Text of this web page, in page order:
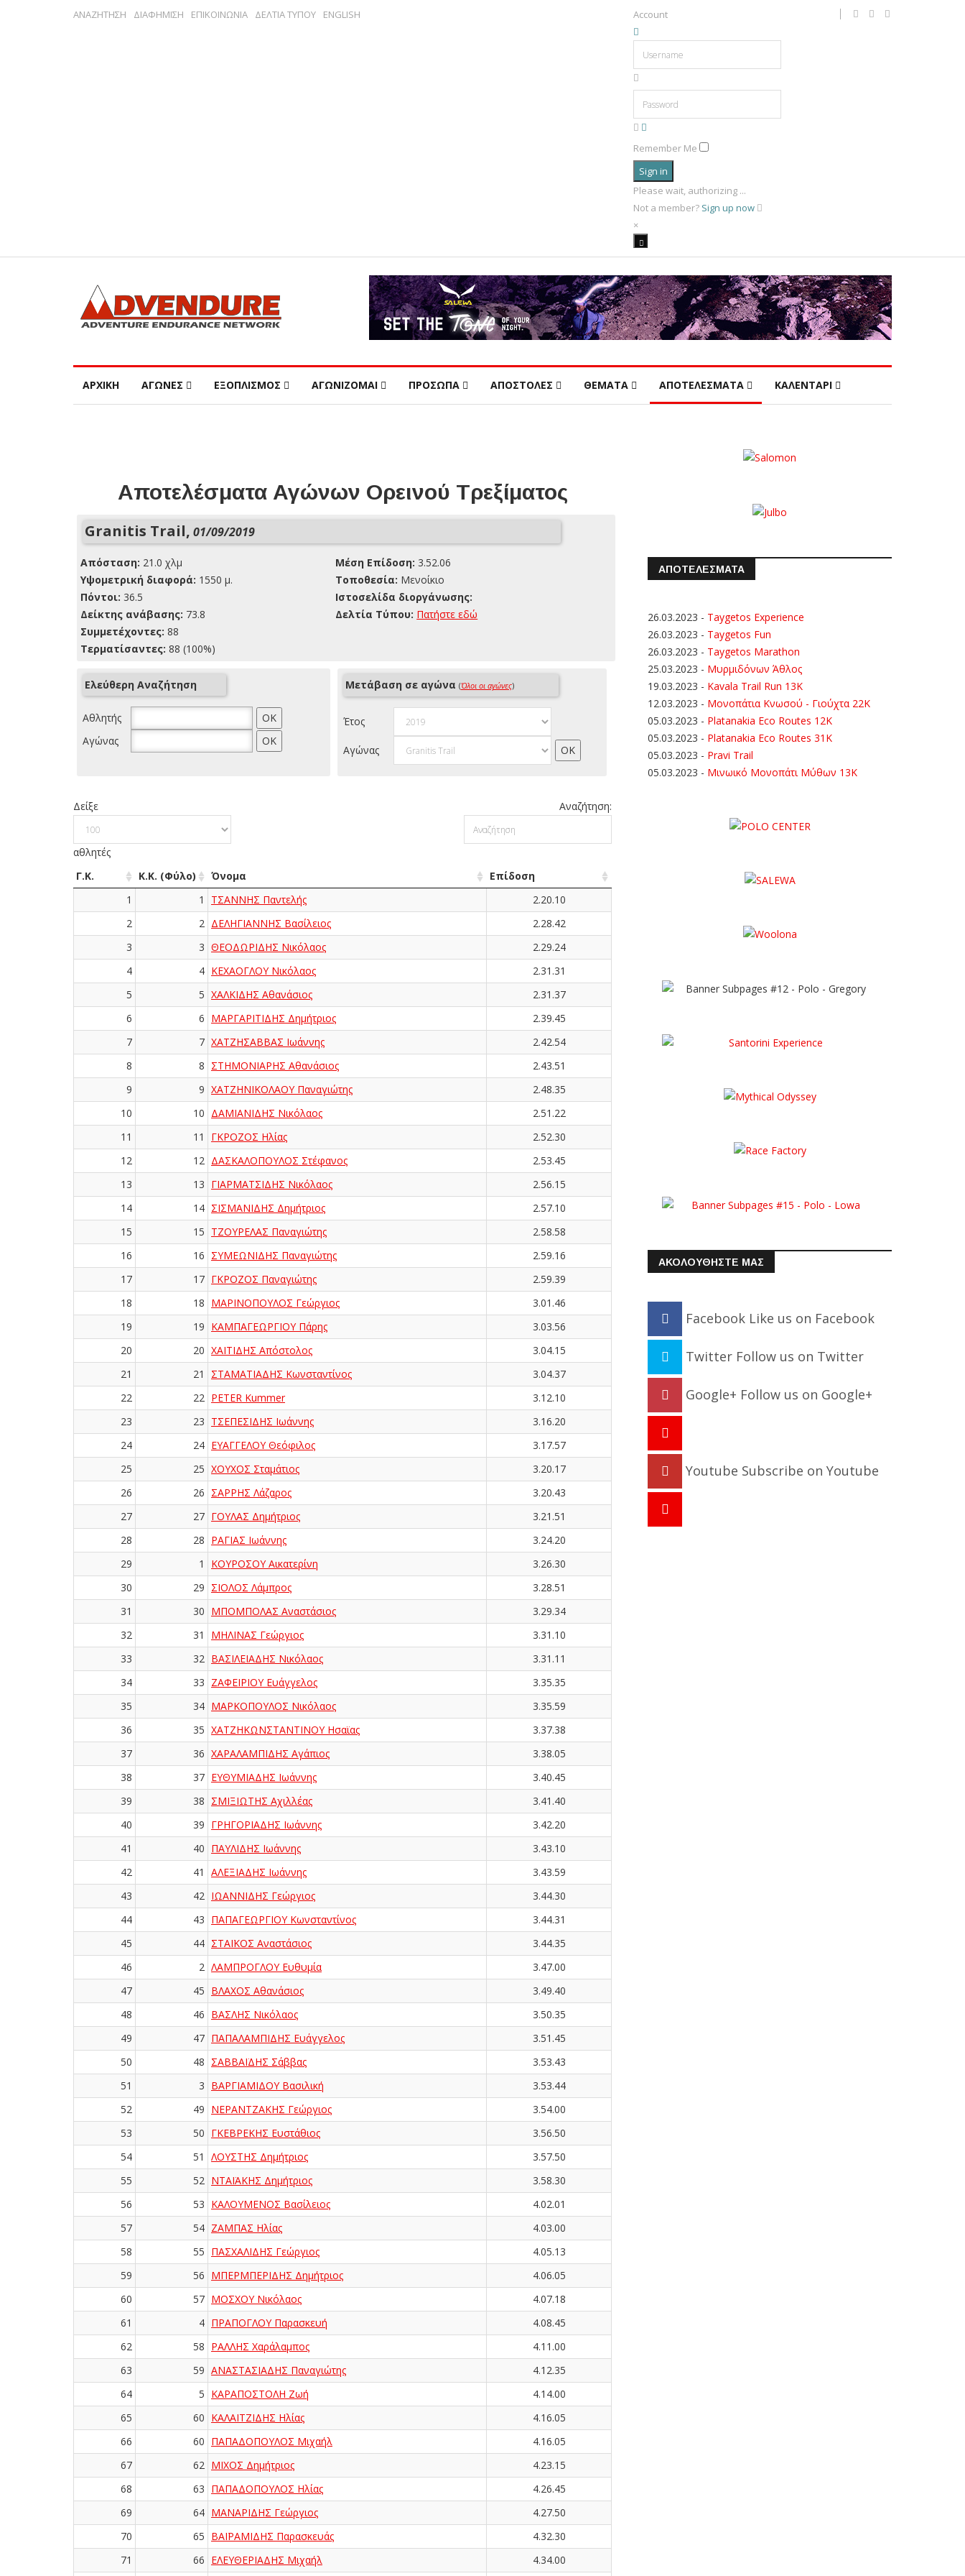
ΑΝΑΖΗΤΗΣΗ ΔΙΑΦΗΜΙΣΗ ΕΠΙΚΟΙΝΩΝΙΑ ΔΕΛΤΙΑ ΤΥΠΟΥ ENGLISH Account
Remember Me
Sign in
Please wait, authorizing ...
Not a member? Sign up now
×
ΑΡΧΙΚΗ ΑΓΩΝΕΣ ΕΞΟΠΛΙΣΜΟΣ ΑΓΩΝΙΖΟΜΑΙ ΠΡΟΣΩΠΑ ΑΠΟΣΤΟΛΕΣ ΘΕΜΑΤΑ ΑΠΟΤΕΛΕΣΜΑΤΑ ΚΑΛΕΝΤΑΡΙ
Αποτελέσματα Αγώνων Ορεινού Τρεξίματος
Granitis Trail, 01/09/2019
Απόσταση: 21.0 χλμ
Yψομετρική διαφορά: 1550 μ.
Πόντοι: 36.5
Δείκτης ανάβασης: 73.8
Συμμετέχοντες: 88
Τερματίσαντες: 88 (100%)
Μέση Επίδοση: 3.52.06
Τοποθεσία: Μενοίκιο
Ιστοσελίδα διοργάνωσης:
Δελτία Τύπου: Πατήστε εδώ
Ελεύθερη Αναζήτηση
Αθλητής
Αγώνας
Μετάβαση σε αγώνα (Όλοι οι αγώνες)
Έτος
Αγώνας
Δείξε
αθλητές
Αναζήτηση:
Γ.Κ. Κ.Κ. (Φύλο) Όνομα
Επίδοση
1
1 ΤΣΑΝΝΗΣ Παντελής
2.20.10
2
2 ΔΕΛΗΓΙΑΝΝΗΣ Βασίλειος
2.28.42
3
3 ΘΕΟΔΩΡΙΔΗΣ Νικόλαος
2.29.24
4
4 ΚΕΧΑΟΓΛΟΥ Νικόλαος
2.31.31
5
5 ΧΑΛΚΙΔΗΣ Αθανάσιος
2.31.37
6
6 ΜΑΡΓΑΡΙΤΙΔΗΣ Δημήτριος
2.39.45
7
7 ΧΑΤΖΗΣΑΒΒΑΣ Ιωάννης
2.42.54
8
8 ΣΤΗΜΟΝΙΑΡΗΣ Αθανάσιος
2.43.51
9
9 ΧΑΤΖΗΝΙΚΟΛΑΟΥ Παναγιώτης
2.48.35
10
10 ΔΑΜΙΑΝΙΔΗΣ Νικόλαος
2.51.22
11
11 ΓΚΡΟΖΟΣ Ηλίας
2.52.30
12
12 ΔΑΣΚΑΛΟΠΟΥΛΟΣ Στέφανος
2.53.45
13
13 ΓΙΑΡΜΑΤΣΙΔΗΣ Νικόλαος
2.56.15
14
14 ΣΙΣΜΑΝΙΔΗΣ Δημήτριος
2.57.10
15
15 ΤΖΟΥΡΕΛΑΣ Παναγιώτης
2.58.58
16
16 ΣΥΜΕΩΝΙΔΗΣ Παναγιώτης
2.59.16
17
17 ΓΚΡΟΖΟΣ Παναγιώτης
2.59.39
18
18 ΜΑΡΙΝΟΠΟΥΛΟΣ Γεώργιος
3.01.46
19
19 ΚΑΜΠΑΓΕΩΡΓΙΟΥ Πάρης
3.03.56
20
20 ΧΑΪΤΙΔΗΣ Απόστολος
3.04.15
21
21 ΣΤΑΜΑΤΙΑΔΗΣ Κωνσταντίνος
3.04.37
22
22 PETER Kummer
3.12.10
23
23 ΤΣΕΠΕΣΙΔΗΣ Ιωάννης
3.16.20
24
24 ΕΥΑΓΓΕΛΟΥ Θεόφιλος
3.17.57
25
25 ΧΟΥΧΟΣ Σταμάτιος
3.20.17
26
26 ΣΑΡΡΗΣ Λάζαρος
3.20.43
27
27 ΓΟΥΛΑΣ Δημήτριος
3.21.51
28
28 ΡΑΓΙΑΣ Ιωάννης
3.24.20
29
1 ΚΟΥΡΟΣΟΥ Αικατερίνη
3.26.30
30
29 ΣΙΟΛΟΣ Λάμπρος
3.28.51
31
30 ΜΠΟΜΠΟΛΑΣ Αναστάσιος
3.29.34
32
31 ΜΗΛΙΝΑΣ Γεώργιος
3.31.10
33
32 ΒΑΣΙΛΕΙΑΔΗΣ Νικόλαος
3.31.11
34
33 ΖΑΦΕΙΡΙΟΥ Ευάγγελος
3.35.35
35
34 ΜΑΡΚΟΠΟΥΛΟΣ Νικόλαος
3.35.59
36
35 ΧΑΤΖΗΚΩΝΣΤΑΝΤΙΝΟΥ Ησαϊας
3.37.38
37
36 ΧΑΡΑΛΑΜΠΙΔΗΣ Αγάπιος
3.38.05
38
37 ΕΥΘΥΜΙΑΔΗΣ Ιωάννης
3.40.45
39
38 ΣΜΙΞΙΩΤΗΣ Αχιλλέας
3.41.40
40
39 ΓΡΗΓΟΡΙΑΔΗΣ Ιωάννης
3.42.20
41
40 ΠΑΥΛΙΔΗΣ Ιωάννης
3.43.10
42
41 ΑΛΕΞΙΑΔΗΣ Ιωάννης
3.43.59
43
42 ΙΩΑΝΝΙΔΗΣ Γεώργιος
3.44.30
44
43 ΠΑΠΑΓΕΩΡΓΙΟΥ Κωνσταντίνος
3.44.31
45
44 ΣΤΑΪΚΟΣ Αναστάσιος
3.44.35
46
2 ΛΑΜΠΡΟΓΛΟΥ Ευθυμία
3.47.00
47
45 ΒΛΑΧΟΣ Αθανάσιος
3.49.40
48
46 ΒΑΣΛΗΣ Νικόλαος
3.50.35
49
47 ΠΑΠΑΛΑΜΠΙΔΗΣ Ευάγγελος
3.51.45
50
48 ΣΑΒΒΑΪΔΗΣ Σάββας
3.53.43
51
3 ΒΑΡΓΙΑΜΙΔΟΥ Βασιλική
3.53.44
52
49 ΝΕΡΑΝΤΖΑΚΗΣ Γεώργιος
3.54.00
53
50 ΓΚΕΒΡΕΚΗΣ Ευστάθιος
3.56.50
54
51 ΛΟΥΣΤΗΣ Δημήτριος
3.57.50
55
52 ΝΤΑΪΑΚΗΣ Δημήτριος
3.58.30
56
53 ΚΑΛΟΥΜΕΝΟΣ Βασίλειος
4.02.01
57
54 ΖΑΜΠΑΣ Ηλίας
4.03.00
58
55 ΠΑΣΧΑΛΙΔΗΣ Γεώργιος
4.05.13
59
56 ΜΠΕΡΜΠΕΡΙΔΗΣ Δημήτριος
4.06.05
60
57 ΜΟΣΧΟΥ Νικόλαος
4.07.18
61
4 ΠΡΑΠΟΓΛΟΥ Παρασκευή
4.08.45
62
58 ΡΑΛΛΗΣ Χαράλαμπος
4.11.00
63
59 ΑΝΑΣΤΑΣΙΑΔΗΣ Παναγιώτης
4.12.35
64
5 ΚΑΡΑΠΟΣΤΟΛΗ Ζωή
4.14.00
65
60 ΚΑΛΑΪΤΖΙΔΗΣ Ηλίας
4.16.05
66
60 ΠΑΠΑΔΟΠΟΥΛΟΣ Μιχαήλ
4.16.05
67
62 ΜΙΧΟΣ Δημήτριος
4.23.15
68
63 ΠΑΠΑΔΟΠΟΥΛΟΣ Ηλίας
4.26.45
69
64 ΜΑΝΑΡΙΔΗΣ Γεώργιος
4.27.50
70
65 ΒΑΪΡΑΜΙΔΗΣ Παρασκευάς
4.32.30
71
66 ΕΛΕΥΘΕΡΙΑΔΗΣ Μιχαήλ 4.34.00
ΑΠΟΤΕΛΕΣΜΑΤΑ
26.03.2023 - Taygetos Experience
26.03.2023 - Taygetos Fun
26.03.2023 - Taygetos Marathon
25.03.2023 - Μυρμιδόνων Άθλος
19.03.2023 - Kavala Trail Run 13K
12.03.2023 - Μονοπάτια Κνωσού - Γιούχτα 22Κ
05.03.2023 - Platanakia Eco Routes 12K
05.03.2023 - Platanakia Eco Routes 31K
05.03.2023 - Pravi Trail
05.03.2023 - Μινωικό Μονοπάτι Μύθων 13Κ
ΑΚΟΛΟΥΘΗΣΤΕ ΜΑΣ
Facebook Like us on Facebook
Twitter Follow us on Twitter
Google+ Follow us on Google+
Youtube Subscribe on Youtube